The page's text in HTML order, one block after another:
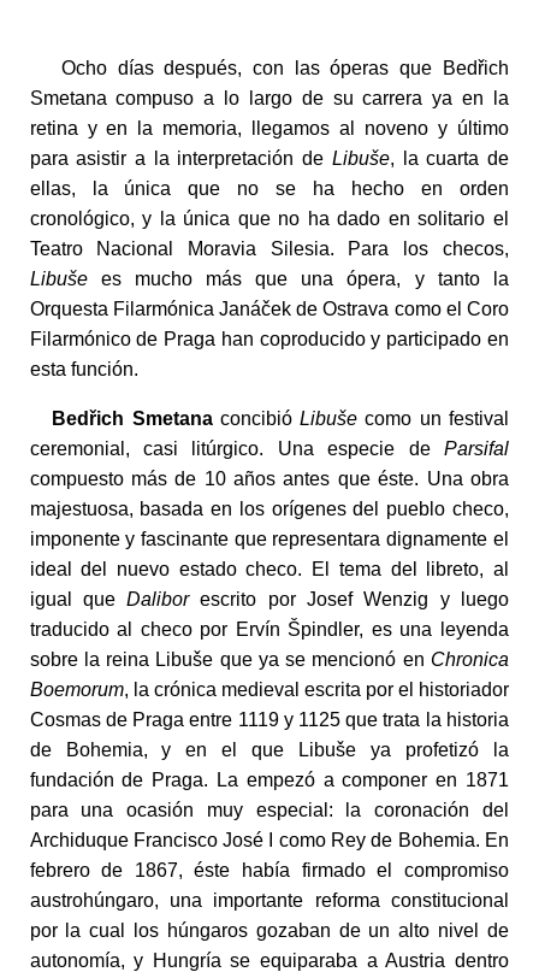
Ocho días después, con las óperas que Bedřich
Smetana compuso a lo largo de su carrera ya en la
retina y en la memoria, llegamos al noveno y último
para asistir a la interpretación de Libuše, la cuarta de
ellas, la única que no se ha hecho en orden
cronológico, y la única que no ha dado en solitario el
Teatro Nacional Moravia Silesia. Para los checos,
Libušees mucho más que una ópera, y tanto la
Orquesta Filarmónica Janáček de Ostrava como el Coro
Filarmónico de Praga han coproducido y participado en
esta función.
Bedřich SmetanaconcibióLibuše como un festival
ceremonial, casi litúrgico. Una especie de Parsifal
compuesto más de 10 años antes que éste. Una obra
majestuosa, basada en los orígenes del pueblo checo,
imponente y fascinante que representara dignamente el
ideal del nuevo estado checo. El tema del libreto, al
igual queDaliborescrito por Josef Wenzig y luego
traducido al checo por Ervín Špindler, es una leyenda
sobre la reina Libuše que ya se mencionó en Chronica
Boemorum, la crónica medieval escrita por el historiador
Cosmas de Praga entre 1119 y 1125 que trata la historia
de Bohemia, y en el que Libuše ya profetizó la
fundación de Praga. La empezó a componer en 1871
para una ocasión muy especial: la coronación del
Archiduque Francisco José I como Rey de Bohemia. En
febrero de 1867, éste había firmado el compromiso
austrohúngaro, una importante reforma constitucional
por la cual los húngaros gozaban de un alto nivel de
autonomía, y Hungría se equiparaba a Austria dentro